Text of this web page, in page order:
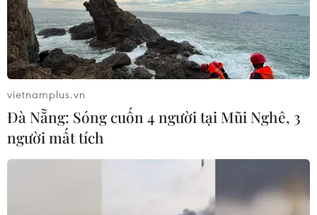
vietnamplus.vn
Đà Nẵng: Sóng cuốn 4 người tại Mũi Nghê, 3
người mất tích